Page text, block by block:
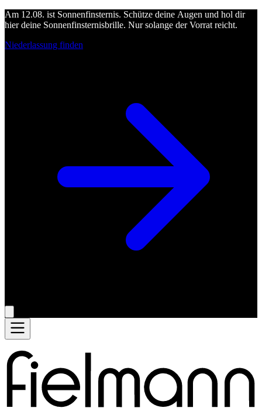
Am 12.08. ist Sonnenfinsternis. Schütze deine Augen und hol dir
hier deine Sonnenfinsternisbrille. Nur solange der Vorrat reicht.
Niederlassung finden